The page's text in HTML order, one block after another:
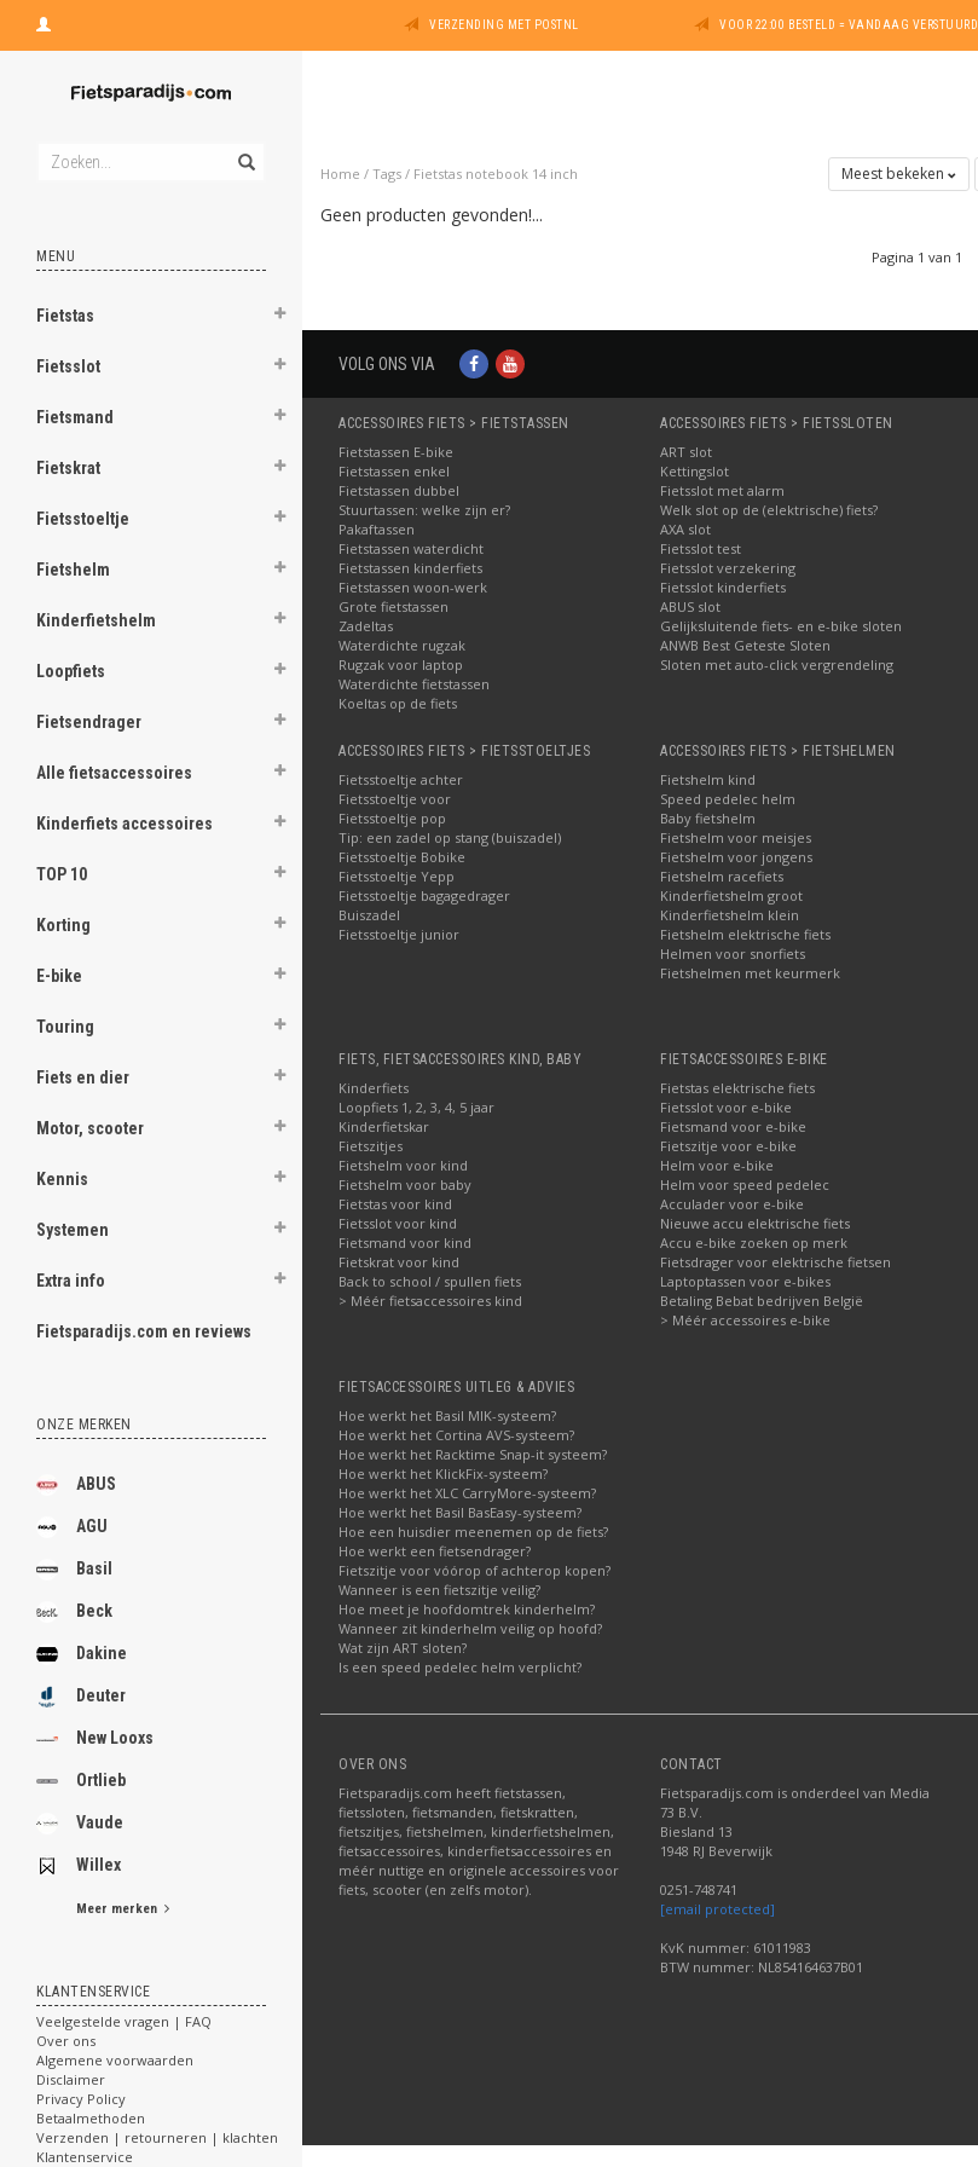
VERZENDING MET POSTNL VOOR 22:00 BESTELD = VANDAAG VERSTUURD
MENU
Fietstas
Fietsslot
Fietsmand
Fietskrat
Fietsstoeltje
Fietshelm
Kinderfietshelm
Loopfiets
Fietsendrager
Alle fietsaccessoires
Kinderfiets accessoires
TOP 10
Korting
E-bike
Touring
Fiets en dier
Motor, scooter
Kennis
Systemen
Extra info
Fietsparadijs.com en reviews
ONZE MERKEN
ABUS
AGU
Basil
Beck
Dakine
Deuter
New Looxs
Ortlieb
Vaude
Willex
Meer merken
KLANTENSERVICE
Veelgestelde vragen | FAQ
Over ons
Algemene voorwaarden
Disclaimer
Privacy Policy
Betaalmethoden
Verzenden | retourneren | klachten
Klantenservice
Home / Tags / Fietstas notebook 14 inch Meest bekeken
Geen producten gevonden!...
Pagina 1 van 1
VOLG ONS VIA
ACCESSOIRES FIETS > FIETSTASSEN
Fietstassen E-bike
Fietstassen enkel
Fietstassen dubbel
Stuurtassen: welke zijn er?
Pakaftassen
Fietstassen waterdicht
Fietstassen kinderfiets
Fietstassen woon-werk
Grote fietstassen
Zadeltas
Waterdichte rugzak
Rugzak voor laptop
Waterdichte fietstassen
Koeltas op de fiets
ACCESSOIRES FIETS > FIETSSLOTEN
ART slot
Kettingslot
Fietsslot met alarm
Welk slot op de (elektrische) fiets?
AXA slot
Fietsslot test
Fietsslot verzekering
Fietsslot kinderfiets
ABUS slot
Gelijksluitende fiets- en e-bike sloten
ANWB Best Geteste Sloten
Sloten met auto-click vergrendeling
ACCESSOIRES FIETS > FIETSSTOELTJES
Fietsstoeltje achter
Fietsstoeltje voor
Fietsstoeltje pop
Tip: een zadel op stang (buiszadel)
Fietsstoeltje Bobike
Fietsstoeltje Yepp
Fietsstoeltje bagagedrager
Buiszadel
Fietsstoeltje junior
ACCESSOIRES FIETS > FIETSHELMEN
Fietshelm kind
Speed pedelec helm
Baby fietshelm
Fietshelm voor meisjes
Fietshelm voor jongens
Fietshelm racefiets
Kinderfietshelm groot
Kinderfietshelm klein
Fietshelm elektrische fiets
Helmen voor snorfiets
Fietshelmen met keurmerk
FIETS, FIETSACCESSOIRES KIND, BABY
Kinderfiets
Loopfiets 1, 2, 3, 4, 5 jaar
Kinderfietskar
Fietszitjes
Fietshelm voor kind
Fietshelm voor baby
Fietstas voor kind
Fietsslot voor kind
Fietsmand voor kind
Fietskrat voor kind
Back to school / spullen fiets
> Méér fietsaccessoires kind
FIETSACCESSOIRES E-BIKE
Fietstas elektrische fiets
Fietsslot voor e-bike
Fietsmand voor e-bike
Fietszitje voor e-bike
Helm voor e-bike
Helm voor speed pedelec
Acculader voor e-bike
Nieuwe accu elektrische fiets
Accu e-bike zoeken op merk
Fietsdrager voor elektrische fietsen
Laptoptassen voor e-bikes
Betaling Bebat bedrijven België
> Méér accessoires e-bike
FIETSACCESSOIRES UITLEG & ADVIES
Hoe werkt het Basil MIK-systeem?
Hoe werkt het Cortina AVS-systeem?
Hoe werkt het Racktime Snap-it systeem?
Hoe werkt het KlickFix-systeem?
Hoe werkt het XLC CarryMore-systeem?
Hoe werkt het Basil BasEasy-systeem?
Hoe een huisdier meenemen op de fiets?
Hoe werkt een fietsendrager?
Fietszitje voor vóórop of achterop kopen?
Wanneer is een fietszitje veilig?
Hoe meet je hoofdomtrek kinderhelm?
Wanneer zit kinderhelm veilig op hoofd?
Wat zijn ART sloten?
Is een speed pedelec helm verplicht?
OVER ONS
Fietsparadijs.com heeft fietstassen,
fietssloten, fietsmanden, fietskratten,
fietszitjes, fietshelmen, kinderfietshelmen,
fietsaccessoires, kinderfietsaccessoires en
méér nuttige en originele accessoires voor
fiets, scooter (en zelfs motor).
CONTACT
Fietsparadijs.com is onderdeel van Media
73 B.V.
Biesland 13
1948 RJ Beverwijk
0251-748741
[email protected]
KvK nummer: 61011983
BTW nummer: NL854164637B01